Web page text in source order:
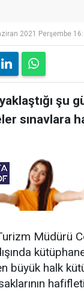
2021 Perşembe
yaklaştığı şu
sınavlara
Müdürü
büyük halk